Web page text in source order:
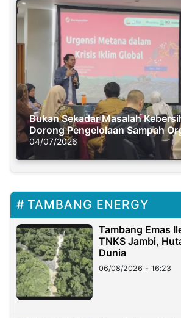
Bukan Sekadar Masalah
Dorong Pengelolaan Sampah
Solusi Krisis Iklim
04/07/2026
TAMBANG ENERGY
Tambang Emas
TNKS Jambi,
Dunia
06/08/2026 - 16:23